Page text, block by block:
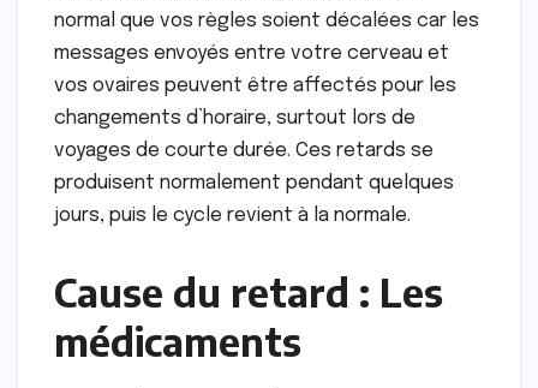
normal que vos règles soient décalées car les
messages envoyés entre votre cerveau et
vos ovaires peuvent être affectés pour les
changements d’horaire, surtout lors de
voyages de courte durée. Ces retards se
produisent normalement pendant quelques
jours, puis le cycle revient à la normale.
Cause du retard : Les
médicaments